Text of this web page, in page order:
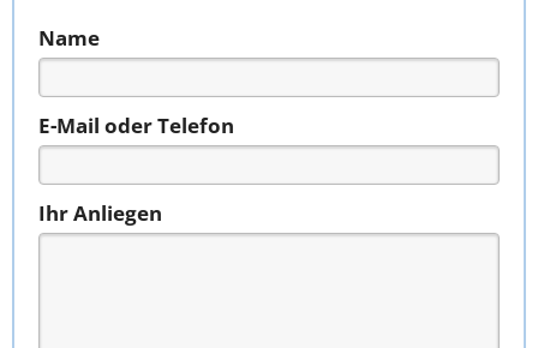
Name
E-Mail oder Telefon
Ihr Anliegen